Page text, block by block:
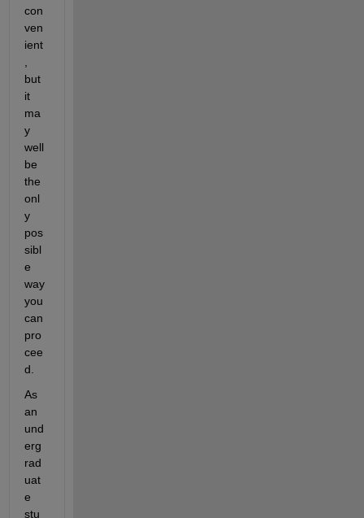
con
ven
ient
but
it
ma
y
well
be
the
onl
y
pos
sibl
e
way
you
can
pro
cee
d.
As
an
und
erg
rad
uat
e
stu